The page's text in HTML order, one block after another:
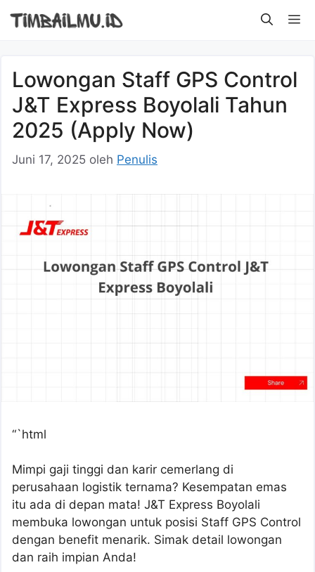
Lowongan Staff GPS Control
J&T Express Boyolali Tahun
2025 (Apply Now)
Juni 17, 2025 oleh Penulis
“`html
Mimpi gaji tinggi dan karir cemerlang di
perusahaan logistik ternama? Kesempatan emas
itu ada di depan mata! J&T Express Boyolali
membuka lowongan untuk posisi Staff GPS Control
dengan benefit menarik. Simak detail lowongan
dan raih impian Anda!